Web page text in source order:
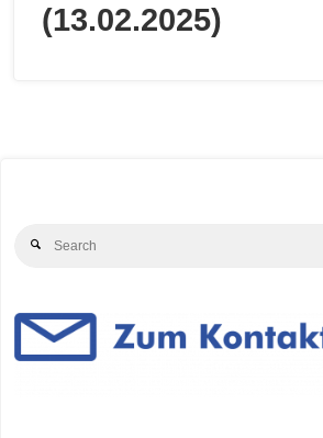
(13.02.2025)
Search